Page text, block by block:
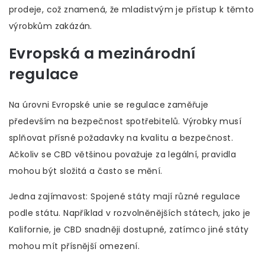
prodeje, což znamená, že mladistvým je přístup k těmto
výrobkům zakázán.
Evropská a mezinárodní
regulace
Na úrovni Evropské unie se regulace zaměřuje
především na bezpečnost spotřebitelů. Výrobky musí
splňovat přísné požadavky na kvalitu a bezpečnost.
Ačkoliv se CBD většinou považuje za legální, pravidla
mohou být složitá a často se mění.
Jedna zajímavost: Spojené státy mají různé regulace
podle státu. Například v rozvolněnějších státech, jako je
Kalifornie, je CBD snadněji dostupné, zatímco jiné státy
mohou mít přísnější omezení.